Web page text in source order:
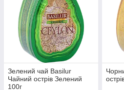
Зелений чай Basilur
Чайний острів Зелений
100г